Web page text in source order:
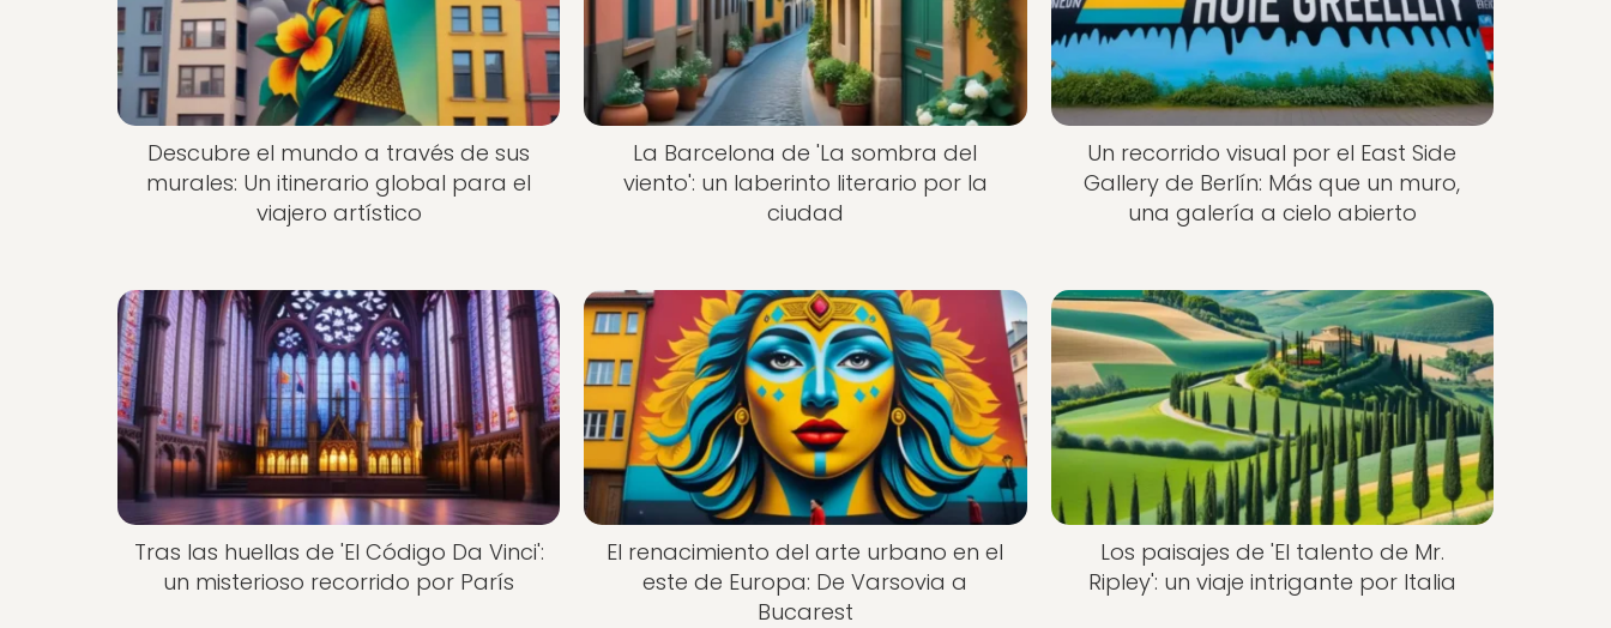
Descubre el mundo a través de sus
murales: Un itinerario global para el
viajero artístico
La Barcelona de 'La sombra del
viento': un laberinto literario por la
ciudad
Un recorrido visual por el East Side
Gallery de Berlín: Más que un muro,
una galería a cielo abierto
Tras las huellas de 'El Código Da Vinci':
un misterioso recorrido por París
El renacimiento del arte urbano en el
este de Europa: De Varsovia a
Bucarest
Los paisajes de 'El talento de Mr.
Ripley': un viaje intrigante por Italia